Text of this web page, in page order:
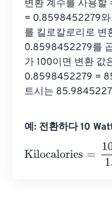
변환 계수를 사용할
= 0.8598452279와
를 킬로칼로리로 변
0.8598452279를
가 100이면 변환 값
0.8598452279 =
트시는
예: 전환하다 10
Kilocalories
10